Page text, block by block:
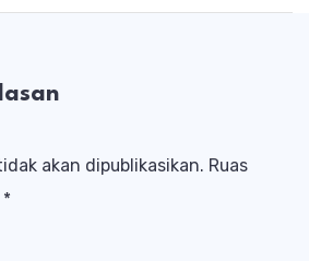
akan dipublikasikan. Ruas
*